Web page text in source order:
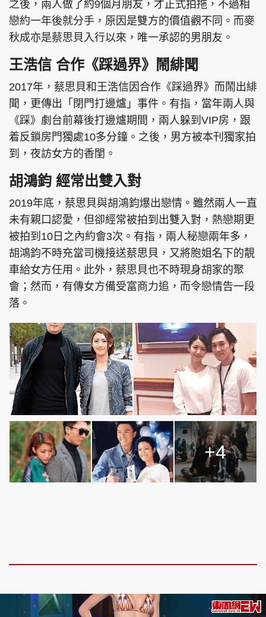
頭條搵工 EDUPLUS
關於我們
隱私政策聲明
使用條款
Copyright © 東周網 版權所有 . 不得轉載
©Eastweek.com.hk. All rights reserved.
之後，兩人做了約9個月朋友，才正式拍拖，不過相
戀約一年後就分手，原因是雙方的價值觀不同。而麥
秋成亦是蔡思貝入行以來，唯一承認的男朋友。
王浩信 合作《踩過界》鬧緋聞
2017年，蔡思貝和王浩信因合作《踩過界》而鬧出緋
聞，更傳出「閉門打邊爐」事件。有指，當年兩人與
《踩》劇台前幕後打邊爐期間，兩人躲到VIP房，跟
着反鎖房門獨處10多分鐘。之後，男方被本刊獨家拍
到，夜訪女方的香閨。
胡鴻鈞 經常出雙入對
2019年底，蔡思貝與胡鴻鈞爆出戀情。雖然兩人一直
未有親口認愛，但卻經常被拍到出雙入對，熱戀期更
被拍到10日之內約會3次。有指，兩人秘戀兩年多，
胡鴻鈞不時充當司機接送蔡思貝，又將胞姐名下的靚
車給女方任用。此外，蔡思貝也不時現身胡家的聚
會；然而，有傳女方備受富商力追，而令戀情告一段
落。
+4